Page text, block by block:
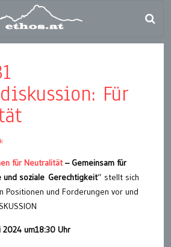
Für
für Neutralität – Gemeinsam für
und soziale Gerechtigkeit“ stellt sich
Positionen und Forderungen vor und
2024 um18:30 Uhr